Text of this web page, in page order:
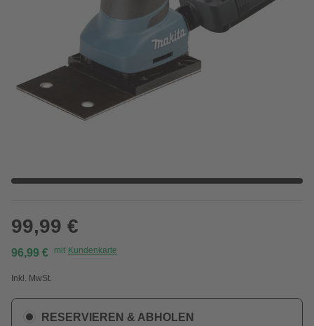
99,99 €
96,99 € mit Kundenkarte
Inkl. MwSt.
RESERVIEREN & ABHOLEN